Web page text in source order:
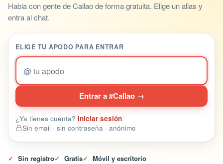
Habla con gente de Callao de forma gratuita. Elige un alias y
entra al chat.
ELIGE TU APODO PARA ENTRAR
@
Entrar a #Callao →
¿Ya tienes cuenta? Iniciar sesión
Sin email · sin contraseña · anónimo
✓ Sin registro✓ Gratis✓ Móvil y escritorio